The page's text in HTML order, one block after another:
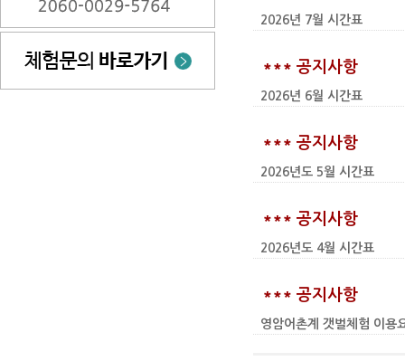
2026년 7월 시간표
*** 공지사항
2026년 6월 시간표
*** 공지사항
2026년도 5월 시간표
*** 공지사항
2026년도 4월 시간표
*** 공지사항
영암어촌계 갯벌체험 이